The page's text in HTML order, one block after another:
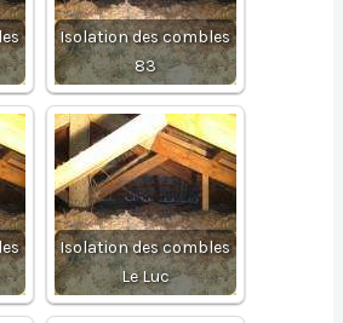
Isolation des combles
83
Isolation des combles
Le Luc